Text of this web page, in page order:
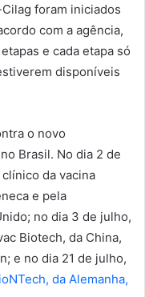
foram iniciados
com a agência,
e cada etapa só
disponíveis
o novo
Brasil. No dia 2 de
da vacina
e pela
no dia 3 de julho,
Biotech, da China,
e no dia 21 de julho,
da Alemanha,